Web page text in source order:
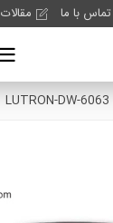
تماس با ما
مقالات